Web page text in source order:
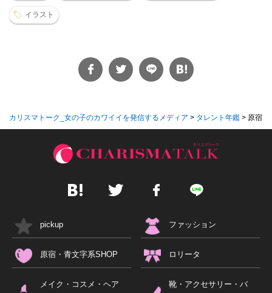
イラスト
カリスマトーク_女の子のカワイイを発信するメディア > タレント年鑑 > 原宿で
pickup ファッション
原宿・青文字系SHOP ロリータ
メイク・コスメ・ヘア 靴・アクセサリー・バ